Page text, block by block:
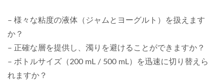
– 様々な粘度の液体（ジャムとヨーグルト）を扱えます
か？
– 正確な層を提供し、濁りを避けることができますか？
– ボトルサイズ（200 mL / 500 mL）を迅速に切り替えら
れますか？